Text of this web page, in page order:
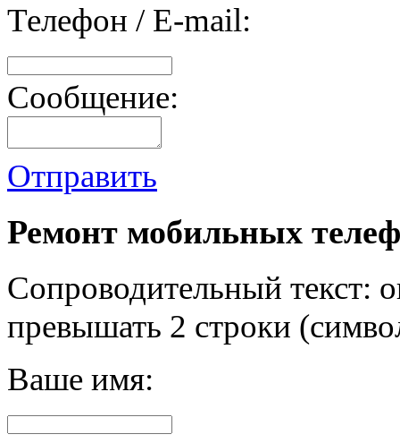
Телефон / E-mail:
Сообщение:
Отправить
Ремонт мобильных
Сопроводительный текст:
превышать 2 строки
Ваше имя: